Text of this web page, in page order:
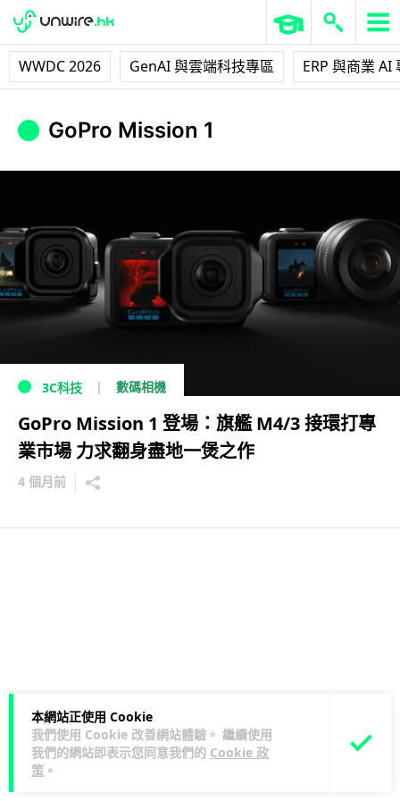
WWDC 2026 GenAI 與雲端科技專區 ERP 與商業 AI
本網站正使用 Cookie
我們使用 Cookie 改善網站體驗。 繼續使用
我們的網站即表示您同意我們的 Cookie 政
策 。
GoPro Mission 1
3C科技 數碼相機
GoPro Mission 1 登場：旗艦 M4/3 接環打專
業市場 力求翻身盡地一煲之作
4 個月前